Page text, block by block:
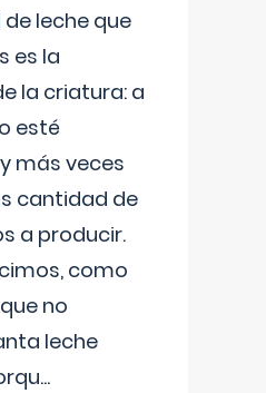
leche que
es la
la criatura: a
esté
más veces
cantidad de
a producir.
como
no
leche
...